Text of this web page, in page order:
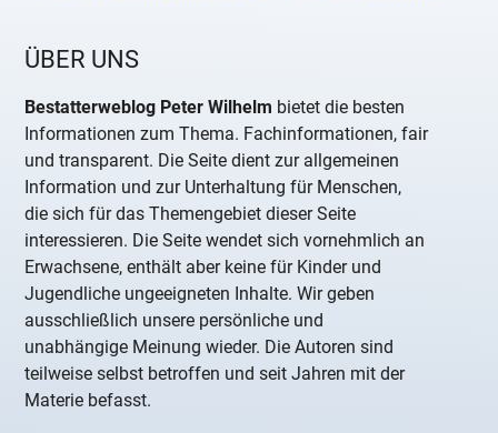
ÜBER UNS
Bestatterweblog Peter Wilhelm bietet die besten
Informationen zum Thema. Fachinformationen, fair
und transparent. Die Seite dient zur allgemeinen
Information und zur Unterhaltung für Menschen,
die sich für das Themengebiet dieser Seite
interessieren. Die Seite wendet sich vornehmlich an
Erwachsene, enthält aber keine für Kinder und
Jugendliche ungeeigneten Inhalte. Wir geben
ausschließlich unsere persönliche und
unabhängige Meinung wieder. Die Autoren sind
teilweise selbst betroffen und seit Jahren mit der
Materie befasst.